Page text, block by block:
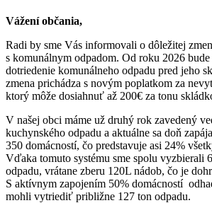
Vážení občania,
Radi by sme Vás informovali o dôležitej
s komunálnym odpadom. Od roku 2026
dotriedenie komunálneho odpadu pred jeho
zmena prichádza s novým poplatkom za
ktorý môže dosiahnuť až 200€ za tonu
V našej obci máme už druhý rok zavedený
kuchynského odpadu a aktuálne sa doň
350 domácností, čo predstavuje asi 24%
Vďaka tomuto systému sme spolu vyzbierali
odpadu, vrátane zberu 120L nádob, čo je
S aktívnym zapojením 50% domácností
mohli vytriediť približne 127 ton odpadu.